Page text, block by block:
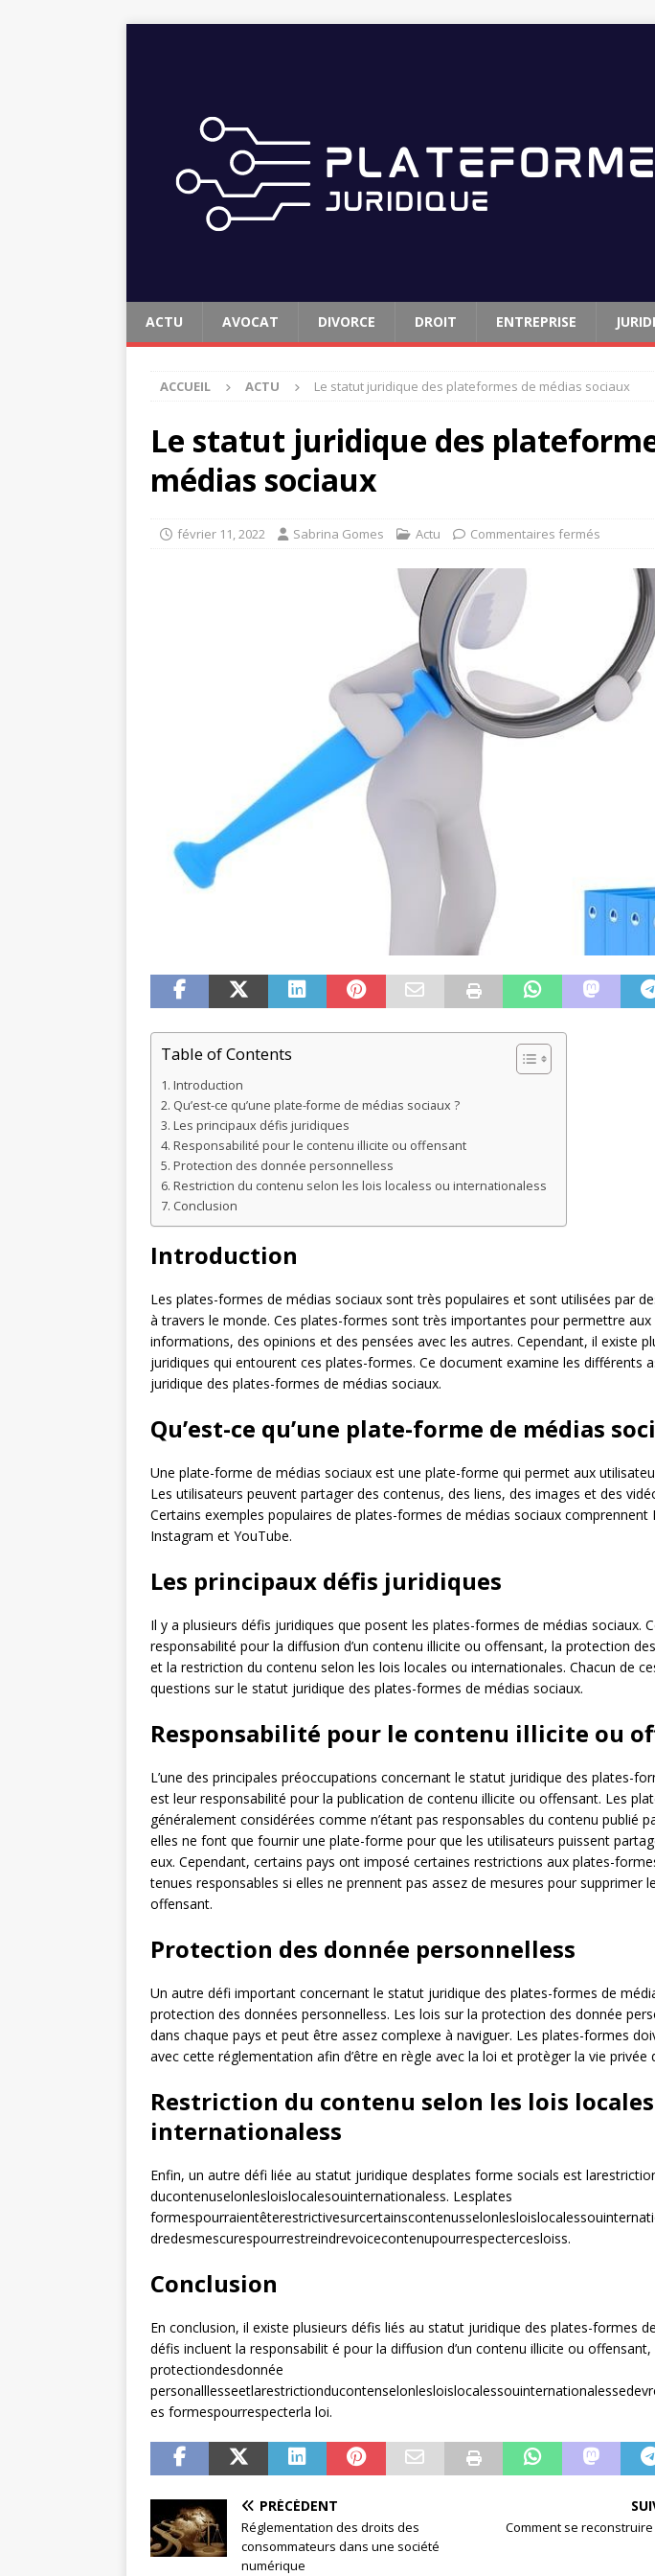
ACTU AVOCAT DIVORCE DROIT ENTREPRISE
ACCUEIL ACTU Le statut juridique des plateformes de médias sociaux
Le statut juridique des
médias sociaux
février 11, 2022 Sabrina Gomes Actu Commentaires fermés
Table of Contents
Introduction
Qu’est-ce qu’une plate-forme de médias sociaux ?
Les principaux défis juridiques
Responsabilité pour le contenu illicite ou offensant
Protection des donnée personnelless
Restriction du contenu selon les lois localess ou internationaless
Conclusion
Introduction
Les plates-formes de médias sociaux sont très populaires et sont utilisées par
à travers le monde. Ces plates-formes sont très importantes pour permettre aux
informations, des opinions et des pensées avec les autres. Cependant, il existe
juridiques qui entourent ces plates-formes. Ce document examine les différents
juridique des plates-formes de médias sociaux.
Qu’est-ce qu’une plate-forme de médias
Une plate-forme de médias sociaux est une plate-forme qui permet aux
Les utilisateurs peuvent partager des contenus, des liens, des images et des
Certains exemples populaires de plates-formes de médias sociaux comprennent
Instagram et YouTube.
Les principaux défis juridiques
Il y a plusieurs défis juridiques que posent les plates-formes de médias sociaux.
responsabilité pour la diffusion d’un contenu illicite ou offensant, la protection
et la restriction du contenu selon les lois locales ou internationales. Chacun de
questions sur le statut juridique des plates-formes de médias sociaux.
Responsabilité pour le contenu illicite ou
L’une des principales préoccupations concernant le statut juridique des plates-
est leur responsabilité pour la publication de contenu illicite ou offensant. Les
généralement considérées comme n’étant pas responsables du contenu publié
elles ne font que fournir une plate-forme pour que les utilisateurs puissent
eux. Cependant, certains pays ont imposé certaines restrictions aux plates-
tenues responsables si elles ne prennent pas assez de mesures pour supprimer
offensant.
Protection des donnée personnelless
Un autre défi important concernant le statut juridique des plates-formes de
protection des données personnelless. Les lois sur la protection des donnée
dans chaque pays et peut être assez complexe à naviguer. Les plates-formes
avec cette réglementation afin d’être en règle avec la loi et protèger la vie privée
Restriction du contenu selon les lois
internationaless
Enfin, un autre défi liée au statut juridique desplates forme socials est
ducontenuselonlesloislocalesouinternationaless. Lesplates
dredesmescurespourrestreindrevoicecontenupourrespectercesloiss.
Conclusion
En conclusion, il existe plusieurs défis liés au statut juridique des plates-formes
défis incluent la responsabilit é pour la diffusion d’un contenu illicite ou offensant,
protectiondesdonnée
es formespourrespecterla loi.
PRÉCÉDENT
Réglementation des droits des
consommateurs dans une société
numérique
Comment se